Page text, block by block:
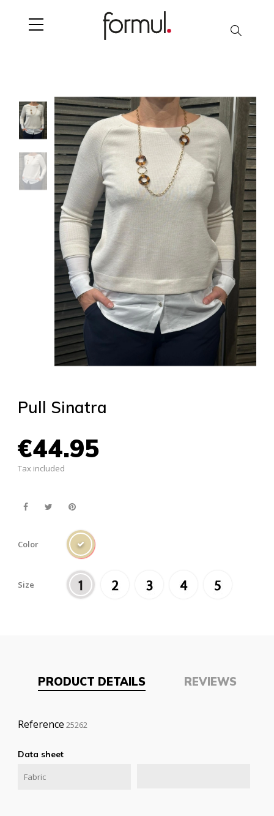
Search
Pull Sinatra
€44.95
Tax included
Color
Size
PRODUCT DETAILS REVIEWS
Reference 25262
Data sheet
Fabric